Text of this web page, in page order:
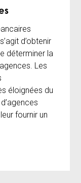
d’obtenir
déterminer la
Les
éloignées du
fournir un